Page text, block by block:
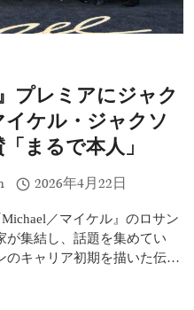
プレミアにジャク
ケル・ジャクソ
まるで本人」
2026年4月22日
／マイケル』のロサン
が集結し、話題を集めてい
のキャリア初期を描いた伝…